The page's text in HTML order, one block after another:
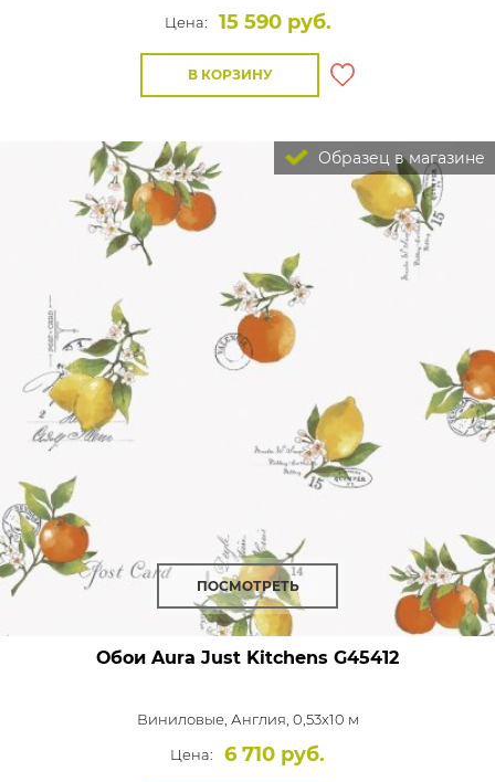
Цена:
15 590 руб.
В КОРЗИНУ
Образец в магазине
ПОСМОТРЕТЬ
Обои Aura Just Kitchens G45412
Виниловые, Англия, 0,53x10 м
Цена:
6 710 руб.